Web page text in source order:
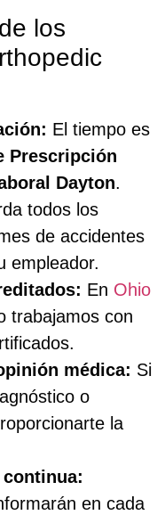
los
El tiempo es
Prescripción
Dayton.
todos los
de accidentes
empleador.
En Ohio
trabajamos con
médica: Si
o
la
en cada